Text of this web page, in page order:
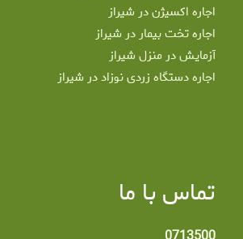
اجاره اکسیژن در شیراز
اجاره تخت بیمار در شیراز
آزمایش در منزل شیراز
اجاره دستگاه زردی نوزاد در شیراز
تماس با ما